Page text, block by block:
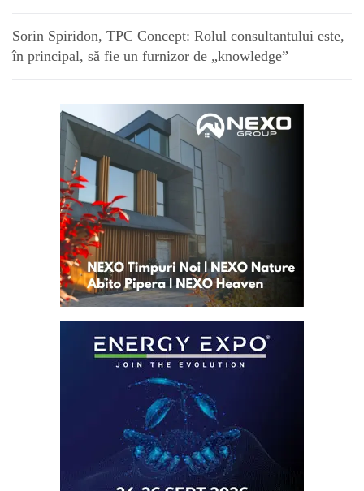
Sorin Spiridon, TPC Concept: Rolul consultantului este,
în principal, să fie un furnizor de „knowledge”